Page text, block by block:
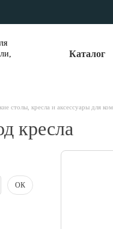
Каталог
столы, кресла и аксессуары для
кресла
ОК